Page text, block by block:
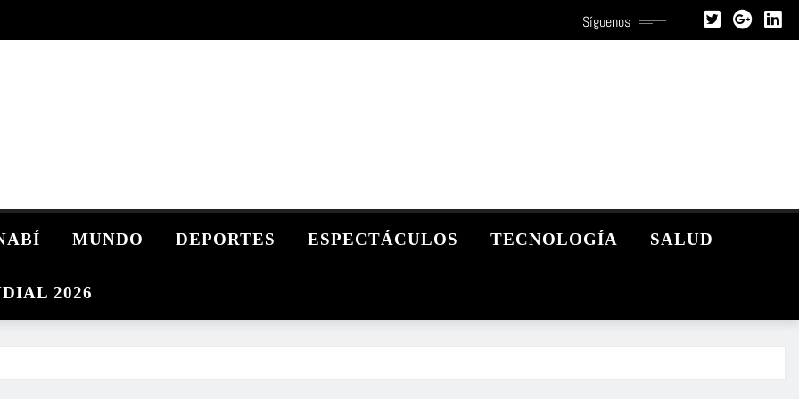
Síguenos
MUNDO DEPORTES ESPECTÁCULOS TECNOLOGÍA SALUD
2026